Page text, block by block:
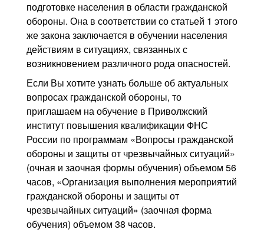
подготовке населения в области гражданской
обороны. Она в соответствии со статьей 1 этого
же закона заключается в обучении населения
действиям в ситуациях, связанных с
возникновением различного рода опасностей.
Если Вы хотите узнать больше об актуальных
вопросах гражданской обороны, то
приглашаем на обучение в Приволжский
институт повышения квалификации ФНС
России по программам «Вопросы гражданской
обороны и защиты от чрезвычайных ситуаций»
(очная и заочная формы обучения) объемом 56
часов, «Организация выполнения мероприятий
гражданской обороны и защиты от
чрезвычайных ситуаций» (заочная форма
обучения) объемом 38 часов.